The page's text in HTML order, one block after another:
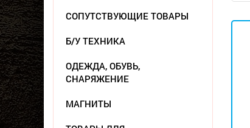
СОПУТСТВУЮЩИЕ ТОВАРЫ
Б/У ТЕХНИКА
ОДЕЖДА, ОБУВЬ,
СНАРЯЖЕНИЕ
МАГНИТЫ